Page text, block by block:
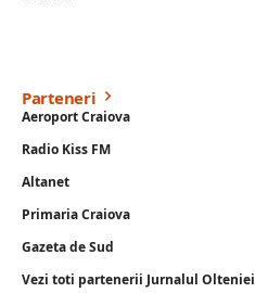
Parteneri
Aeroport Craiova
Radio Kiss FM
Altanet
Primaria Craiova
Gazeta de Sud
Vezi toti partenerii Jurnalul Olteniei